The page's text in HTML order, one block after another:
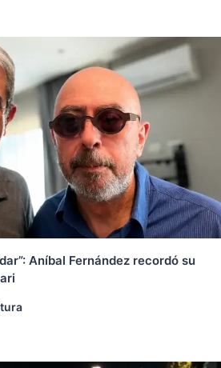
Aníbal Fernández recordó su